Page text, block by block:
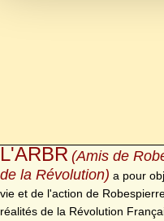
L'ARBR (Amis de
de la Révolution) a pour
vie et de l'action de
réalités de la Révolution